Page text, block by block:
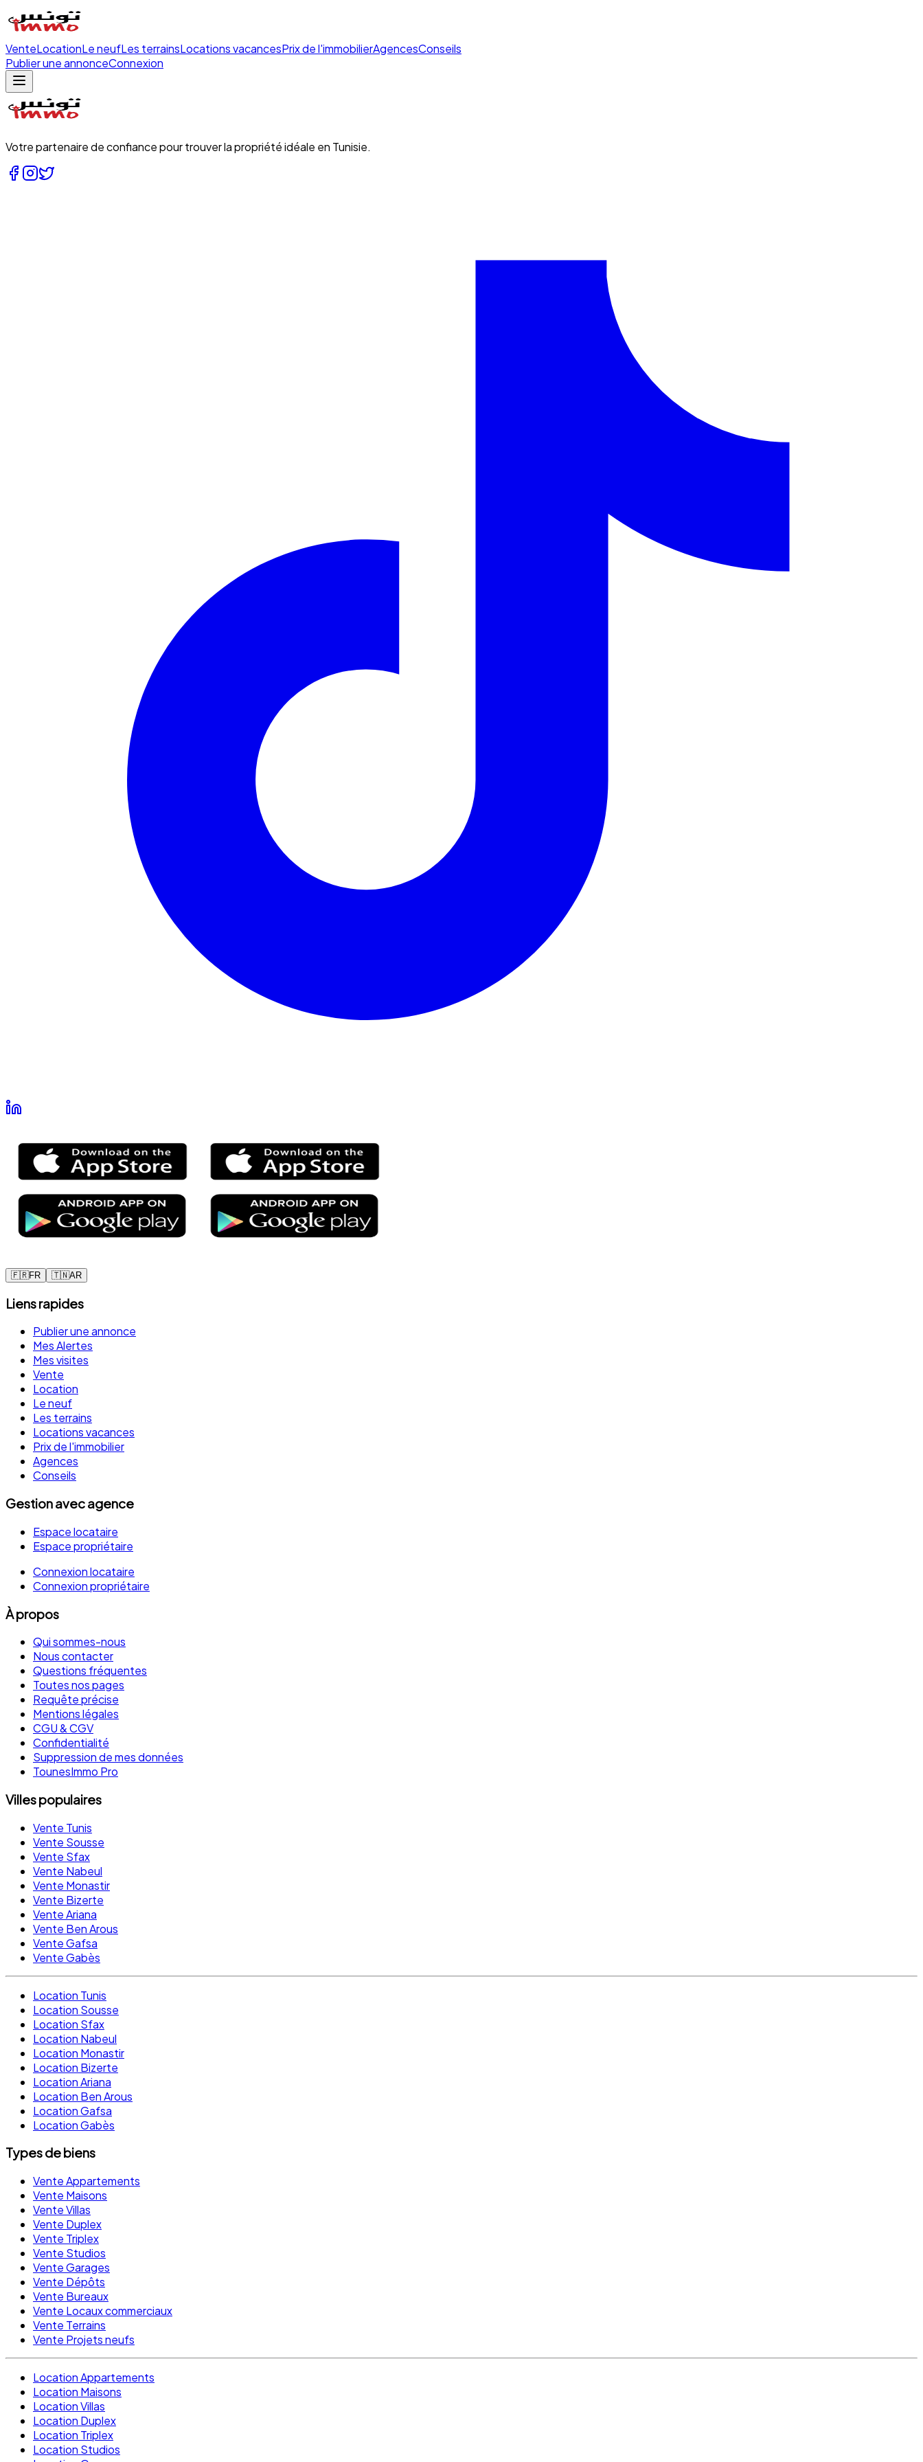
VenteLocationLe neufLes terrainsLocations vacancesPrix de l'immobilierAgencesConseils
Publier une annonceConnexion
Votre partenaire de confiance pour trouver la propriété idéale en Tunisie.
🇫🇷FR 🇹🇳AR
Liens rapides
Publier une annonce
Mes Alertes
Mes visites
Vente
Location
Le neuf
Les terrains
Locations vacances
Prix de l'immobilier
Agences
Conseils
Gestion avec agence
Espace locataire
Espace propriétaire
Connexion locataire
Connexion propriétaire
À propos
Qui sommes-nous
Nous contacter
Questions fréquentes
Toutes nos pages
Requête précise
Mentions légales
CGU & CGV
Confidentialité
Suppression de mes données
TounesImmo Pro
Villes populaires
Vente Tunis
Vente Sousse
Vente Sfax
Vente Nabeul
Vente Monastir
Vente Bizerte
Vente Ariana
Vente Ben Arous
Vente Gafsa
Vente Gabès
Location Tunis
Location Sousse
Location Sfax
Location Nabeul
Location Monastir
Location Bizerte
Location Ariana
Location Ben Arous
Location Gafsa
Location Gabès
Types de biens
Vente Appartements
Vente Maisons
Vente Villas
Vente Duplex
Vente Triplex
Vente Studios
Vente Garages
Vente Dépôts
Vente Bureaux
Vente Locaux commerciaux
Vente Terrains
Vente Projets neufs
Location Appartements
Location Maisons
Location Villas
Location Duplex
Location Triplex
Location Studios